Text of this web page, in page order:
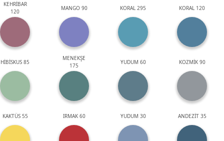
KEHRİBAR
120
MANGO 90 KORAL 295 KORAL 120
HİBİSKUS 85
MENEKŞE
175
YUDUM 60 KOZMİK 90
KAKTÜS 55 IRMAK 60 YUDUM 30 ANDEZİT 35